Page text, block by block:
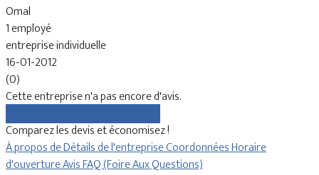
Omal
1 employé
entreprise individuelle
16-01-2012
(0)
Cette entreprise n'a pas encore d'avis.
Comparez les devis et économisez !
À propos deDétails de l'entrepriseCoordonnéesHoraire
d'ouvertureAvisFAQ (Foire Aux Questions)